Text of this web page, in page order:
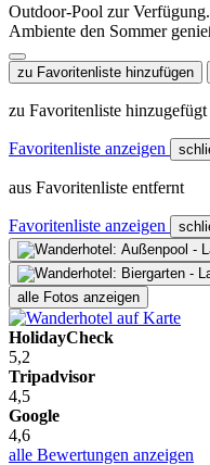
zu Favoritenliste hinzufügen
zu Favoritenliste hinzugefügt
Favoritenliste anzeigen
aus Favoritenliste entfernt
Favoritenliste anzeigen
alle Fotos anzeigen
HolidayCheck
5,2
Tripadvisor
4,5
Google
4,6
alle Bewertungen anzeigen